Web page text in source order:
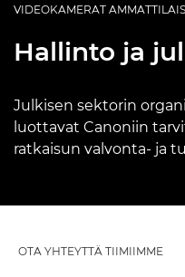
VIDEOKAMERAT
Hallinto ja
Julkisen sektorin
luottavat Canoniin
ratkaisun valvonta- ja
OTA YHTEYTTÄ TIIMIIMME